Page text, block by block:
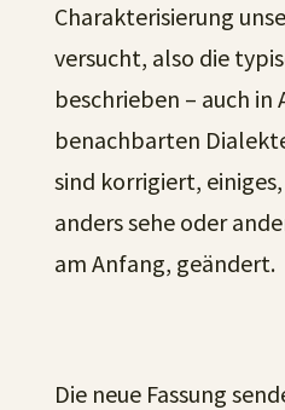
Charakterisierung
versucht, also die
beschrieben – auch in
benachbarten
sind korrigiert,
anders sehe oder
am Anfang, geändert.
Die neue Fassung